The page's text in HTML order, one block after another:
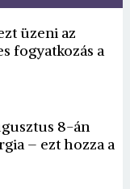
üzeni az
fogyatkozás a
8-án
– ezt hozza a